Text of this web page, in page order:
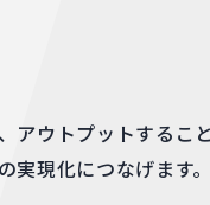
アウトプットするこ
現化につなげます。